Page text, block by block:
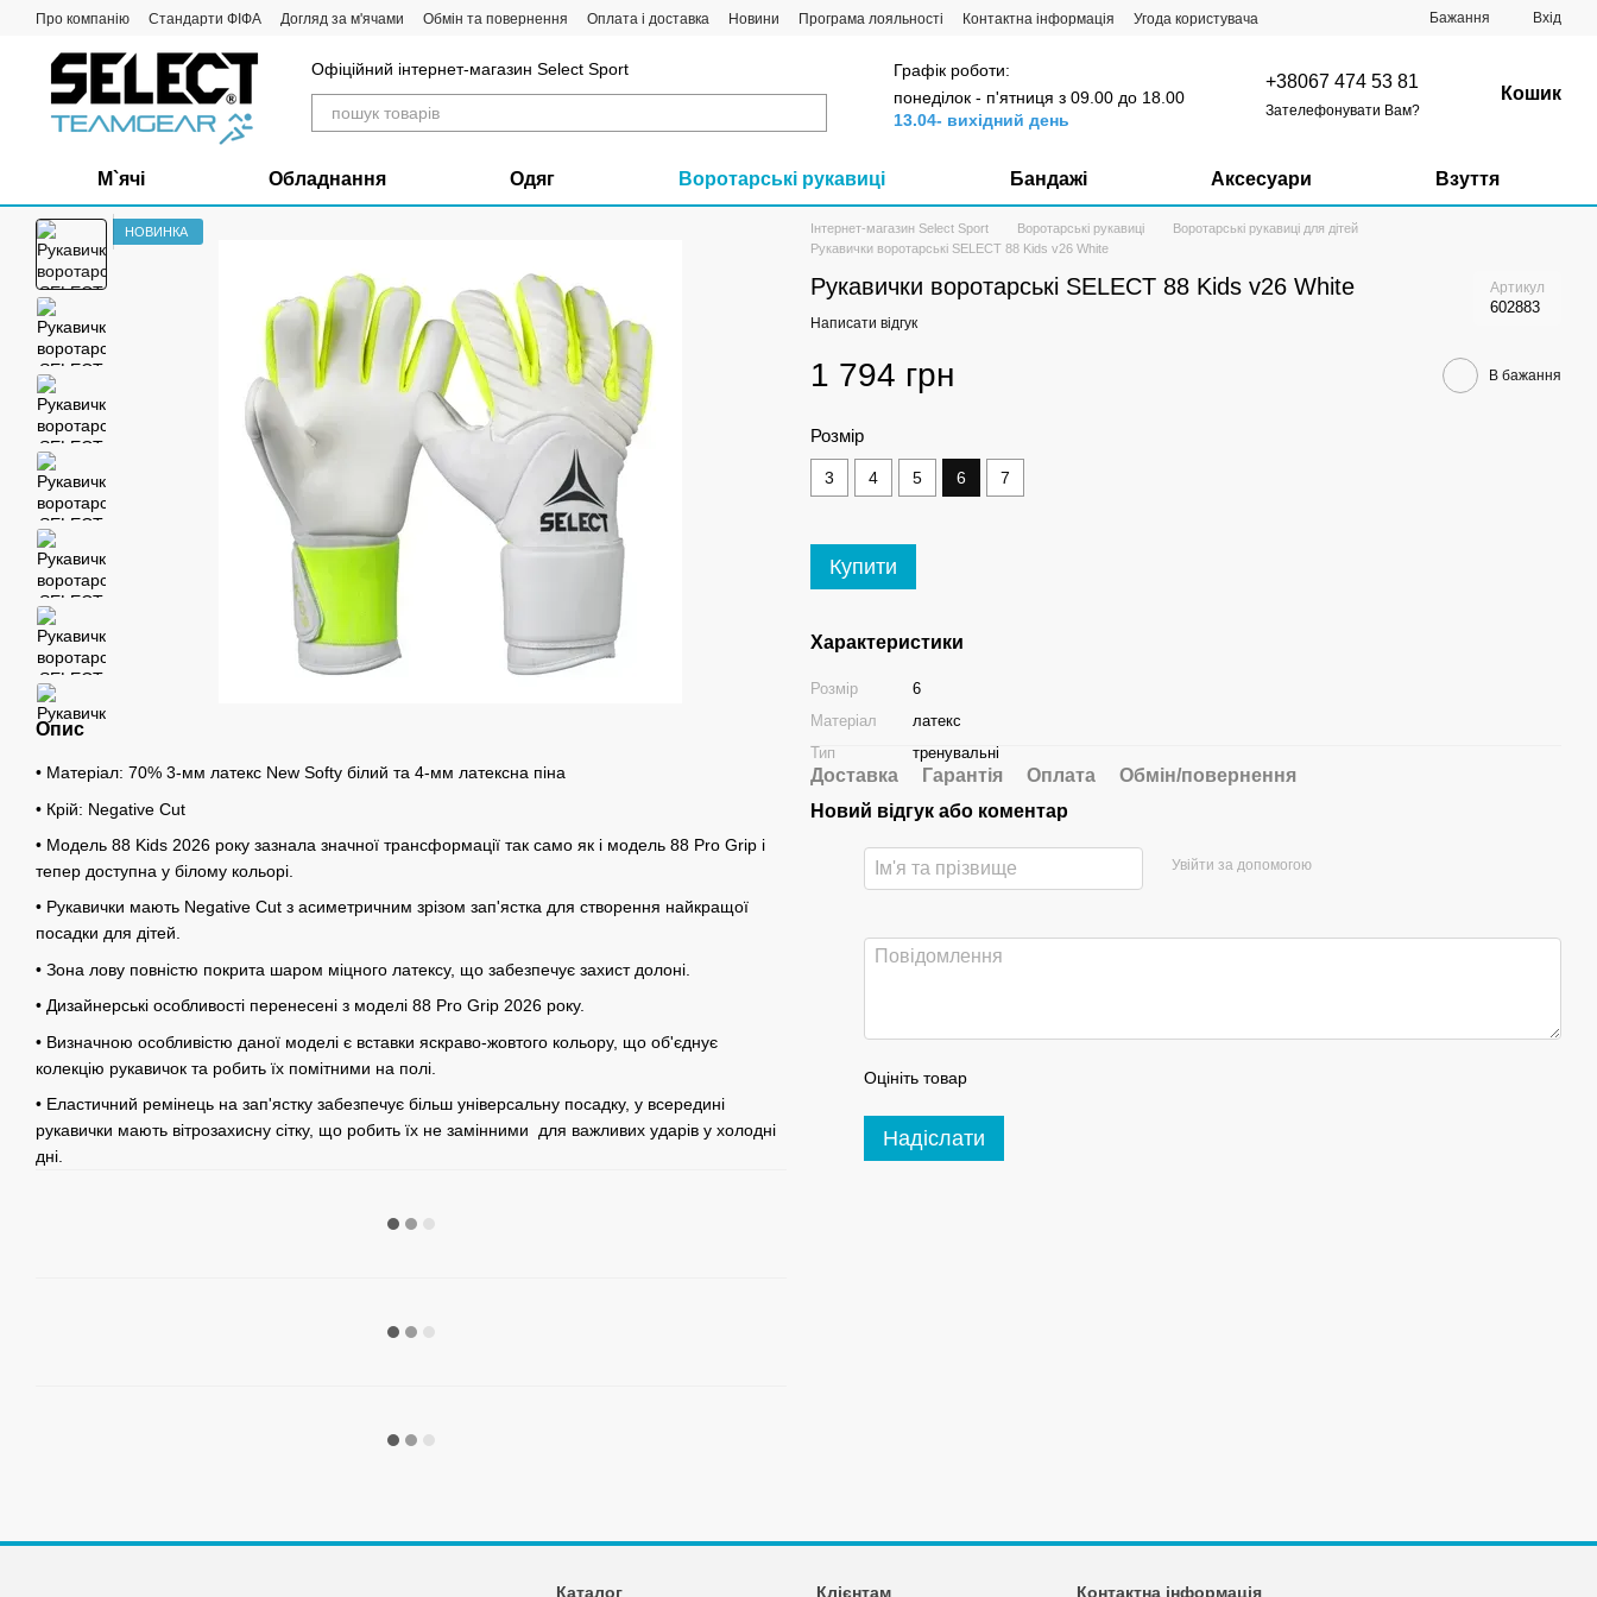
Перейти до основного контенту
Про компанію Стандарти ФІФА Догляд за м'ячами Обмін та повернення Оплата і доставка Новини Програма лояльності Контактна інформація Угода користувача Бажання Вхід
Офіційний інтернет-магазин Select Sport
Графік роботи:
понеділок - п'ятниця з 09.00 до 18.00
13.04- вихідний день
+38067 474 53 81
Зателефонувати Вам?
Кошик
М`ячі Обладнання Одяг Воротарські рукавиці Бандажі Аксесуари Взуття
НОВИНКА
Опис
• Матеріал: 70% 3-мм латекс New Softy білий та 4-мм латексна піна
• Крій: Negative Cut
• Модель 88 Kids 2026 року зазнала значної трансформації так само як і модель 88 Pro Grip і
тепер доступна у білому кольорі.
• Рукавички мають Negative Cut з асиметричним зрізом зап'ястка для створення найкращої
посадки для дітей.
• Зона лову повністю покрита шаром міцного латексу, що забезпечує захист долоні.
• Дизайнерські особливості перенесені з моделі 88 Pro Grip 2026 року.
• Визначною особливістю даної моделі є вставки яскраво-жовтого кольору, що об'єднує
колекцію рукавичок та робить їх помітними на полі.
• Еластичний ремінець на зап'ястку забезпечує більш універсальну посадку, у всередині
рукавички мають вітрозахисну сітку, що робить їх не замінними для важливих ударів у холодні
дні.
Інтернет-магазин Select Sport Воротарські рукавиці
Воротарські рукавиці для дітей
Рукавички воротарські SELECT 88 Kids v26 White
Рукавички воротарські SELECT 88 Kids v26 White Артикул
602883
Написати відгук
1 794 грн В бажання
Розмір
3 4 5 6 7
Купити
Характеристики
Розмір
6
Матеріал
латекс
Тип
тренувальні
Доставка Гарантія Оплата
Обмін/повернення
Новий відгук або коментар
Увійти за допомогою
Оцініть товар
Надіслати
Каталог Клієнтам Контактна інформація